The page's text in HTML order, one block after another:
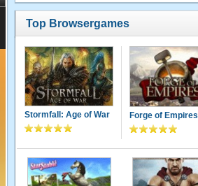
Top Browsergames
Stormfall: Age of War Forge of Empires